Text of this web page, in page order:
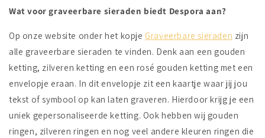
Wat voor graveerbare sieraden biedt Despora aan?
Op onze website onder het kopje Graveerbare sieraden zijn
alle graveerbare sieraden te vinden. Denk aan een gouden
ketting, zilveren ketting en een rosé gouden ketting met een
envelopje eraan. In dit envelopje zit een kaartje waar jij jou
tekst of symbool op kan laten graveren. Hierdoor krijg je een
uniek gepersonaliseerde ketting. Ook hebben wij gouden
ringen, zilveren ringen en nog veel andere kleuren ringen die